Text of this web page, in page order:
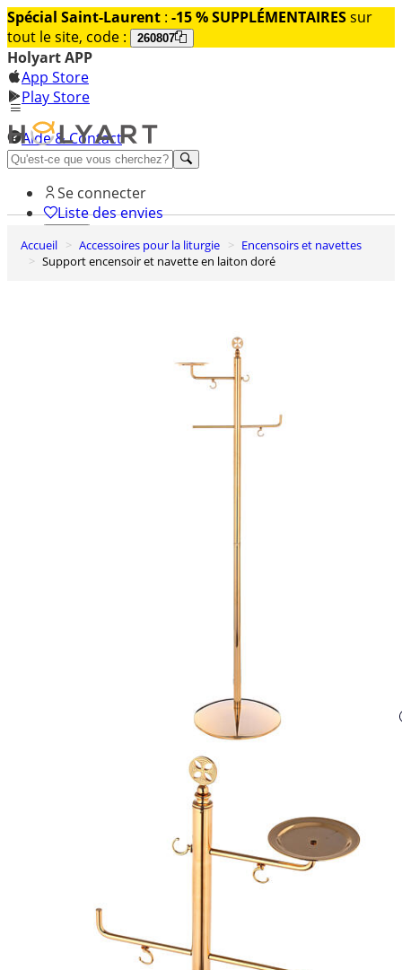
Spécial Saint-Laurent : -15 % SUPPLÉMENTAIRESsur
tout le site, code :
260807
Holyart APP
App Store
Play Store
Aide & Contact
Découvrez Premium
Se connecter
Liste des envies
0
Panier
Accueil Accessoires pour la liturgie
Encensoirs et navettes
Support encensoir et navette en laiton doré